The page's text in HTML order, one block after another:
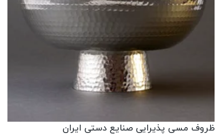
ظروف مسی پذیرایی صنایع دستی ایران